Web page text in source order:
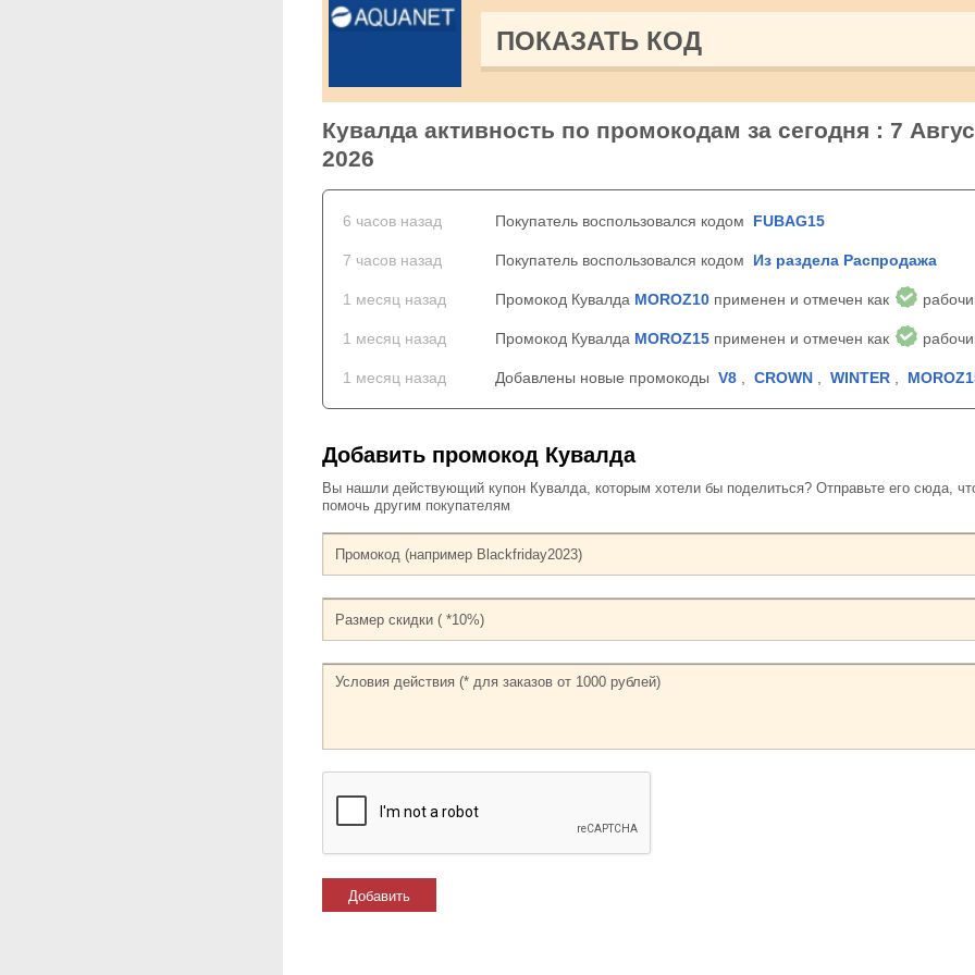
ПОКАЗАТЬ КОД
Кувалда активность по промокодам за сегодня : 7
2026
6 часов назад Покупатель воспользовался кодом FUBAG15
7 часов назад Покупатель воспользовался кодом Из раздела Распродажа
1 месяц назад Промокод Кувалда MOROZ10 применен и отмечен как
1 месяц назад Промокод Кувалда MOROZ15 применен и отмечен как
1 месяц назад Добавлены новые промокоды V8 CROWN WINTER
Добавить промокод Кувалда
Вы нашли действующий купон Кувалда, которым хотели бы поделиться? Отправьте его сюда,
помочь другим покупателям
Добавить